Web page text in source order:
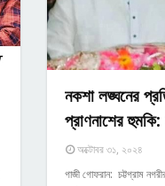
নকশা লঙ্ঘনের
প্রাণনাশের হুমকি:
অক্টোবর ৩১, ২০২৪
গাজী গোফরান: চট্টগ্রাম